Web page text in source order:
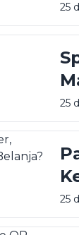
25
25
25